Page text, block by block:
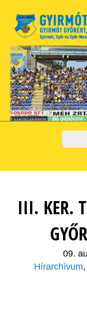
III. KER.
09.
Hírarchívum,